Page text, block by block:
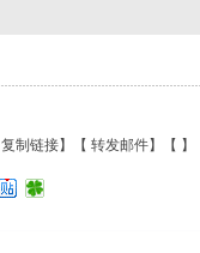
复制链接】【 转发邮件】【 】